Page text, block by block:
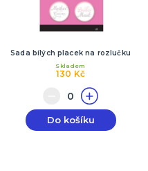
Sada bílých placek na rozlučku
130 Kč
Skladem
Do košíku